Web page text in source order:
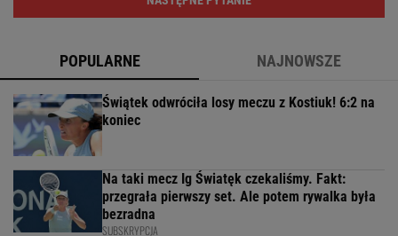
POPULARNE NAJNOWSZE
Świątek odwróciła losy meczu z Kostiuk! 6:2 na
koniec
Na taki mecz Ig Światęk czekaliśmy. Fakt:
przegrała pierwszy set. Ale potem rywalka była
bezradna
SUBSKRYPCJA